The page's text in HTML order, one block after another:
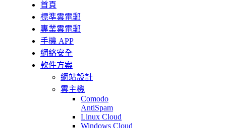
首頁
標準雲電郵
專業雲電郵
手機 APP
網絡安全
軟件方案
網站設計
雲主機
Comodo
AntiSpam
Linux Cloud
Windows Cloud